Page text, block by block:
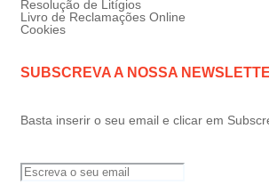
Resolução de Litígios
Livro de Reclamações Online
Cookies
SUBSCREVA A NOSSA
Basta inserir o seu email e clicar em